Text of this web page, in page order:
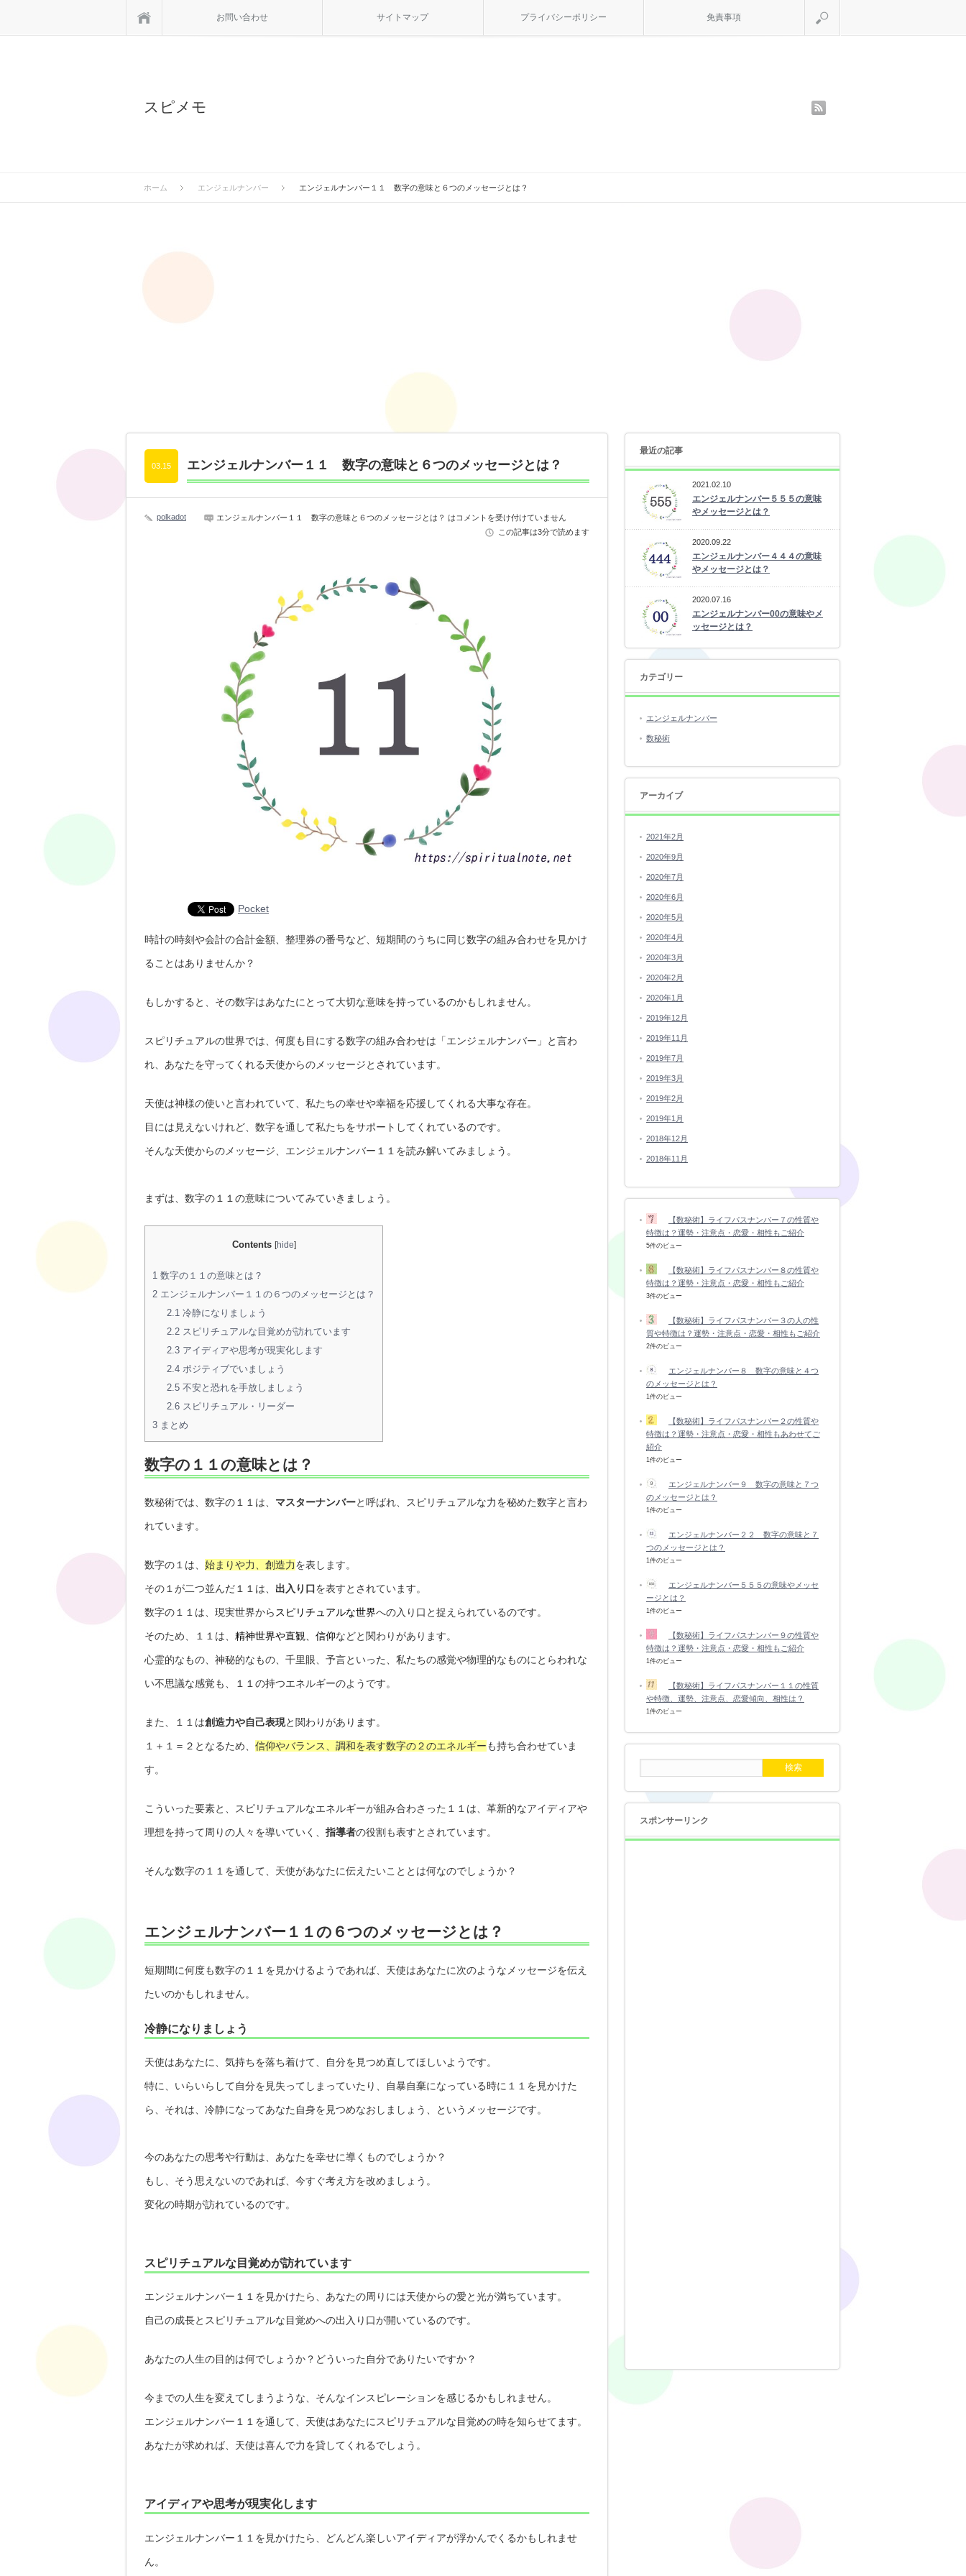
お問い合わせ サイトマップ プライバシーポリシー 免責事項
スピメモ
ホーム エンジェルナンバー エンジェルナンバー１１ 数字の意味と６つのメッセージとは？
エンジェルナンバー１１ 数字の意味と６つのメッセージとは？
03.15
polkadot エンジェルナンバー１１ 数字の意味と６つのメッセージとは？ は コメントを受け付けていません
この記事は3分で読めます
Pocket
時計の時刻や会計の合計金額、整理券の番号など、短期間のうちに同じ数字の組み合わせを見かけ
ることはありませんか？
もしかすると、その数字はあなたにとって大切な意味を持っているのかもしれません。
スピリチュアルの世界では、何度も目にする数字の組み合わせは「エンジェルナンバー」と言わ
れ、あなたを守ってくれる天使からのメッセージとされています。
天使は神様の使いと言われていて、私たちの幸せや幸福を応援してくれる大事な存在。
目には見えないけれど、数字を通して私たちをサポートしてくれているのです。
そんな天使からのメッセージ、エンジェルナンバー１１を読み解いてみましょう。
まずは、数字の１１の意味についてみていきましょう。
Contents [hide]
1 数字の１１の意味とは？
2 エンジェルナンバー１１の６つのメッセージとは？
2.1 冷静になりましょう
2.2スピリチュアルな目覚めが訪れています
2.3アイディアや思考が現実化します
2.4ポジティブでいましょう
2.5不安と恐れを手放しましょう
2.6スピリチュアル・リーダー
3 まとめ
数字の１１の意味とは？
数秘術では、数字の１１は、 マスターナンバーと呼ばれ、スピリチュアルな力を秘めた数字と言わ
れています。
数字の１は、 始まりや力、創造力を表します。
その１が二つ並んだ１１は、 出入り口を表すとされています。
数字の１１は、現実世界から スピリチュアルな世界への入り口と捉えられているのです。
そのため、１１は、 精神世界や直観、信仰などと関わりがあります。
心霊的なもの、神秘的なもの、千里眼、予言といった、私たちの感覚や物理的なものにとらわれな
い不思議な感覚も、１１の持つエネルギーのようです。
また、１１は創造力や自己表現と関わりがあります。
１＋１＝２となるため、 信仰やバランス、調和を表す数字の２のエネルギーも持ち合わせていま
す。
こういった要素と、スピリチュアルなエネルギーが組み合わさった１１は、革新的なアイディアや
理想を持って周りの人々を導いていく、 指導者の役割も表すとされています。
そんな数字の１１を通して、天使があなたに伝えたいこととは何なのでしょうか？
エンジェルナンバー１１の６つのメッセージとは？
短期間に何度も数字の１１を見かけるようであれば、天使はあなたに次のようなメッセージを伝え
たいのかもしれません。
冷静になりましょう
天使はあなたに、気持ちを落ち着けて、自分を見つめ直してほしいようです。
特に、いらいらして自分を見失ってしまっていたり、自暴自棄になっている時に１１を見かけた
ら、それは、冷静になってあなた自身を見つめなおしましょう、というメッセージです。
今のあなたの思考や行動は、あなたを幸せに導くものでしょうか？
もし、そう思えないのであれば、今すぐ考え方を改めましょう。
変化の時期が訪れているのです。
スピリチュアルな目覚めが訪れています
エンジェルナンバー１１を見かけたら、あなたの周りには天使からの愛と光が満ちています。
自己の成長とスピリチュアルな目覚めへの出入り口が開いているのです。
あなたの人生の目的は何でしょうか？どういった自分でありたいですか？
今までの人生を変えてしまうような、そんなインスピレーションを感じるかもしれません。
エンジェルナンバー１１を通して、天使はあなたにスピリチュアルな目覚めの時を知らせてます。
あなたが求めれば、天使は喜んで力を貸してくれるでしょう。
アイディアや思考が現実化します
エンジェルナンバー１１を見かけたら、どんどん楽しいアイディアが浮かんでくるかもしれませ
ん。
最近の記事
2021.02.10
エンジェルナンバー５５５の意味
やメッセージとは？
2020.09.22
エンジェルナンバー４４４の意味
やメッセージとは？
2020.07.16
エンジェルナンバー00の意味やメ
ッセージとは？
カテゴリー
エンジェルナンバー
数秘術
アーカイブ
2021年2月
2020年9月
2020年7月
2020年6月
2020年5月
2020年4月
2020年3月
2020年2月
2020年1月
2019年12月
2019年11月
2019年7月
2019年3月
2019年2月
2019年1月
2018年12月
2018年11月
【数秘術】ライフパスナンバー７の性質や
特徴は？運勢・注意点・恋愛・相性もご紹介
5件のビュー
【数秘術】ライフパスナンバー８の性質や
特徴は？運勢・注意点・恋愛・相性もご紹介
3件のビュー
【数秘術】ライフパスナンバー３の人の性
質や特徴は？運勢・注意点・恋愛・相性もご紹介
2件のビュー
エンジェルナンバー８ 数字の意味と４つ
のメッセージとは？
1件のビュー
【数秘術】ライフパスナンバー２の性質や
特徴は？運勢・注意点・恋愛・相性もあわせてご
紹介
1件のビュー
エンジェルナンバー９ 数字の意味と７つ
のメッセージとは？
1件のビュー
エンジェルナンバー２２ 数字の意味と７
つのメッセージとは？
1件のビュー
エンジェルナンバー５５５の意味やメッセ
ージとは？
1件のビュー
【数秘術】ライフパスナンバー９の性質や
特徴は？運勢・注意点・恋愛・相性もご紹介
1件のビュー
【数秘術】ライフパスナンバー１１の性質
や特徴、運勢、注意点、恋愛傾向、相性は？
1件のビュー
スポンサーリンク